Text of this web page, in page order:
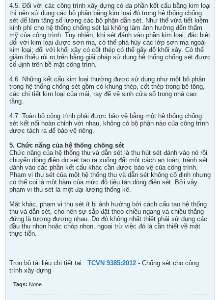
4.5. Đối với các công trình xây dựng có đa phần kết cấu bằng kim loại
thì nên sử dụng các bộ phận bằng kim loại đó trong hệ thống chống
sét để làm tăng số lượng các bộ phận dẫn sét. Như thế vừa tiết kiệm
kinh phí cho hệ thống chống sét lại không làm ảnh hưởng đến thẩm
mỹ của công trình. Tuy nhiên, khi sét đánh vào phần kim loại, đặc biệt
đối với kim loại được sơn mạ, có thể phá hủy các lớp sơn mạ ngoài
kim loại; đối với khối xây có cốt thép có thể gây đổ khối xây. Có thể
giảm thiểu rủi ro trên bằng giải pháp sử dụng hệ thống chống sét được
cố định trên bề mặt công trình.
4.6. Những kết cấu kim loại thường được sử dụng như một bộ phận
trong hệ thống chống sét gồm có khung thép, cốt thép trong bê tông,
các chi tiết kim loại của mái, ray để vệ sinh cửa sổ trong nhà cao
tầng.
4.7. Toàn bộ công trình phải được bảo vệ bằng một hệ thống chống
sét kết nối hoàn chỉnh với nhau, không có bộ phận nào của công trình
được tách ra để bảo vệ riêng.
5. Chức năng của hệ thống chống sét
Chức năng của hệ thống thu và dẫn sét là thu hút sét đánh vào nó rồi
chuyển dòng điện do sét tạo ra xuống đất một cách an toàn, tránh sét
đánh vào các phần kết cấu khác cần được bảo vệ của công trình.
Phạm vi thu sét của một hệ thống thu và dẫn sét không cố định nhưng
có thể coi là một hàm của mức độ tiêu tán dòng điện sét. Bởi vậy
phạm vi thu sét là một đại lượng thống kê.
Mặt khác, phạm vi thu sét ít bị ảnh hưởng bởi cách cấu tạo hệ thống
thu và dẫn sét, cho nên sự sắp đặt theo chiều ngang và chiều thẳng
đứng là tương đương nhau. Do đó không nhất thiết phải sử dụng các
đầu thu nhọn hoặc chóp nhọn, ngoại trừ việc đó là cần thiết về mặt
thực tiễn.
Trọn bộ tài liêu chi tiết tại : TCVN 9385:2012 - Chống sét cho công
trình xây dựng
Tags: None